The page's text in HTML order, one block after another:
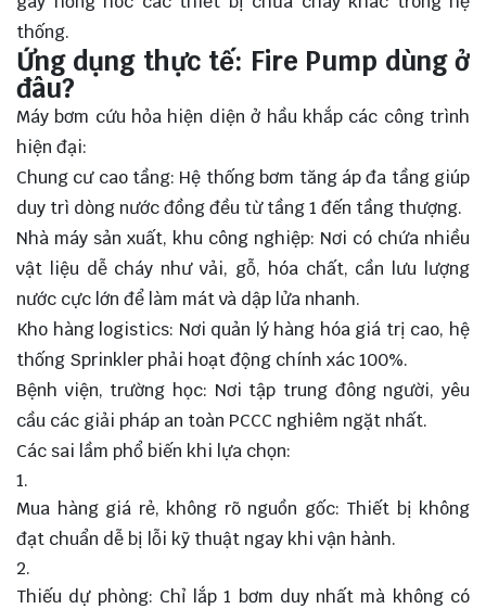
thống.
Ứng dụng thực tế: Fire Pump dùng ở
đâu?
Máy bơm cứu hỏa hiện diện ở hầu khắp các công trình
hiện đại:
Chung cư cao tầng: Hệ thống bơm tăng áp đa tầng giúp
duy trì dòng nước đồng đều từ tầng 1 đến tầng thượng.
Nhà máy sản xuất, khu công nghiệp: Nơi có chứa nhiều
vật liệu dễ cháy như vải, gỗ, hóa chất, cần lưu lượng
nước cực lớn để làm mát và dập lửa nhanh.
Kho hàng logistics: Nơi quản lý hàng hóa giá trị cao, hệ
thống Sprinkler phải hoạt động chính xác 100%.
Bệnh viện, trường học: Nơi tập trung đông người, yêu
cầu các giải pháp an toàn PCCC nghiêm ngặt nhất.
Các sai lầm phổ biến khi lựa chọn:
Mua hàng giá rẻ, không rõ nguồn gốc: Thiết bị không
đạt chuẩn dễ bị lỗi kỹ thuật ngay khi vận hành.
Thiếu dự phòng: Chỉ lắp 1 bơm duy nhất mà không có